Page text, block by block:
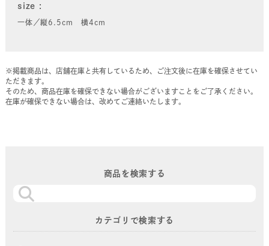
size
一体／縦6.5cm 横4cm
※掲載商品は、店舗在庫と共有しているため、ご注文後に在庫を確保させてい
ただきます。
そのため、商品在庫を確保できない場合がございますことをご了承ください。
在庫が確保できない場合は、改めてご連絡いたします。
商品を検索する
カテゴリで検索する